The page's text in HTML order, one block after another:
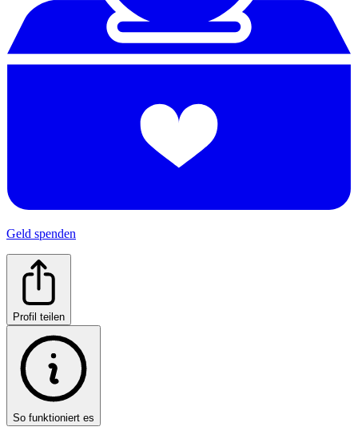
Geld spenden
Profil teilen
So funktioniert es